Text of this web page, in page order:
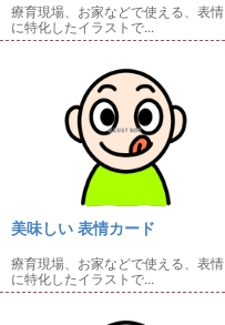
療育現場、お家などで使える、表情
に特化したイラストで...
美味しい 表情カード
療育現場、お家などで使える、表情
に特化したイラストで...